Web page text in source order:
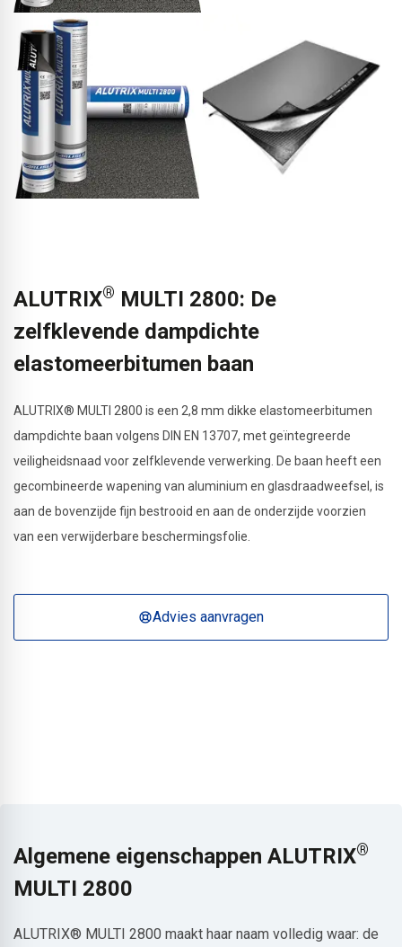
ALUTRIX® MULTI 2800: De
zelfklevende dampdichte
elastomeerbitumen baan
ALUTRIX® MULTI 2800 is een 2,8 mm dikke elastomeerbitumen
dampdichte baan volgens DIN EN 13707, met geïntegreerde
veiligheidsnaad voor zelfklevende verwerking. De baan heeft een
gecombineerde wapening van aluminium en glasdraadweefsel, is
aan de bovenzijde fijn bestrooid en aan de onderzijde voorzien
van een verwijderbare beschermingsfolie.
Advies aanvragen
Algemene eigenschappen ALUTRIX®
MULTI 2800
ALUTRIX® MULTI 2800 maakt haar naam volledig waar: de